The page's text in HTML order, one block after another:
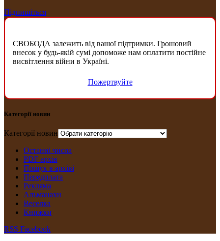
Підпишіться
СВОБОДА залежить від вашої підтримки. Грошовий
внесок у будь-якій сумі допоможе нам оплатити постійне
висвітлення війни в Україні.
Пожертвуйте
Категорії новин
Категорії новин
Останні числа
PDF архів
Пошук в архіві
Передплата
Рекляма
Альманахи
Веселка
Книжки
RSS Facebook